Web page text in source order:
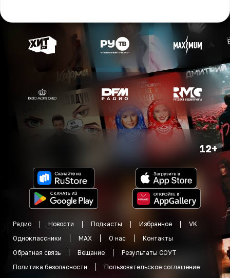
12+
Радио Новости Подкасты Избранное
VK
Одноклассники
MAX О нас
Контакты
Обратная связь
Вещание
Результаты СОУТ
Политика безопасности
Пользовательское соглашение